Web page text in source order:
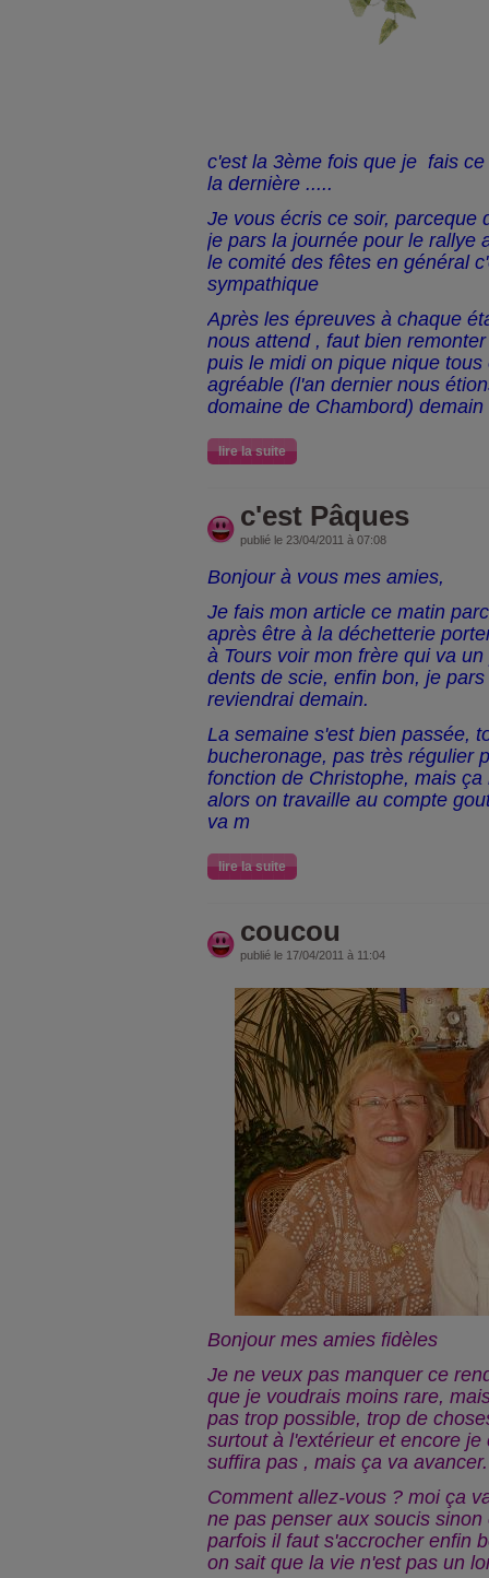
c'est la 3ème fois que je fais
la dernière .....
Je vous écris ce soir, parceque
je pars la journée pour le rallye
le comité des fêtes en général
sympathique
Après les épreuves à chaque
nous attend , faut bien
puis le midi on pique nique tous
agréable (l'an dernier nous
domaine de Chambord)
lire la suite
c'est Pâques
publié le 23/04/2011 à 07:08
Bonjour à vous mes amies,
Je fais mon article ce matin
après être à la déchetterie
à Tours voir mon frère qui va
dents de scie, enfin bon, je
reviendrai demain.
La semaine s'est bien passée,
bucheronage, pas très régulier
fonction de Christophe, mais
alors on travaille au compte
va m
lire la suite
coucou
publié le 17/04/2011 à 11:04
Bonjour mes amies fidèles
Je ne veux pas manquer ce
que je voudrais moins rare,
pas trop possible, trop de
surtout à l'extérieur et encore je
suffira pas , mais ça va avancer.
Comment allez-vous ? moi ça
ne pas penser aux soucis
parfois il faut s'accrocher enfin
on sait que la vie n'est pas un